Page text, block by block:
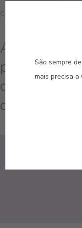
CORES RELACIONADAS
Abra a
claros, esta
convidando
São sempre
mais precisa